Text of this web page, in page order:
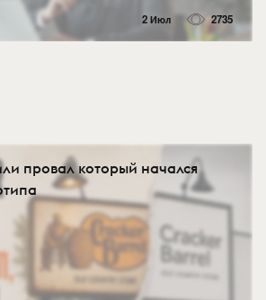
2 Июл 2735
провал который начался